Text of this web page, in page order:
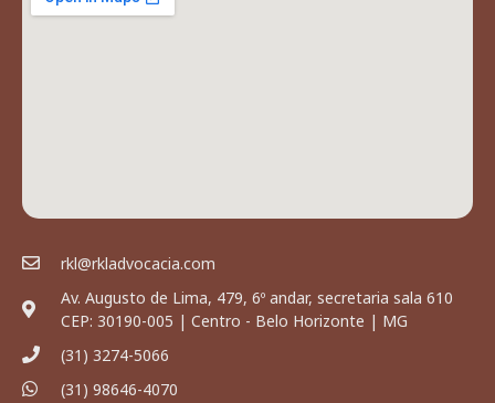
rkl@rkladvocacia.com
Av. Augusto de Lima, 479, 6º andar, secretaria sala 610
CEP: 30190-005 | Centro - Belo Horizonte | MG
(31) 3274-5066
(31) 98646-4070